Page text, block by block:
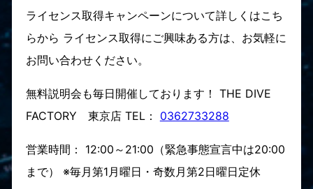
ライセンス取得キャンペーンについて詳しくはこち
らから ライセンス取得にご興味ある方は、お気軽に
お問い合わせください。
無料説明会も毎日開催しております！ THE DIVE
FACTORY 東京店 TEL： 0362733288
営業時間： 12:00～21:00（緊急事態宣言中は20:00
まで） ※毎月第1月曜日・奇数月第2日曜日定休